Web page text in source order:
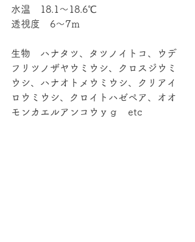
水温　18.1～18.6℃
透視度　6～7ｍ
生物　ハナタツ、タツノイトコ、ウデ
フリツノザヤウミウシ、クロスジウミ
ウシ、ハナオトメウミウシ、クリアイ
ロウミウシ、クロイトハゼペア、オオ
モンカエルアンコウｙｇ　etc